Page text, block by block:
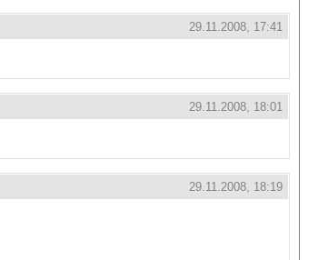
29.11.2008, 17:41
29.11.2008, 18:01
29.11.2008, 18:19